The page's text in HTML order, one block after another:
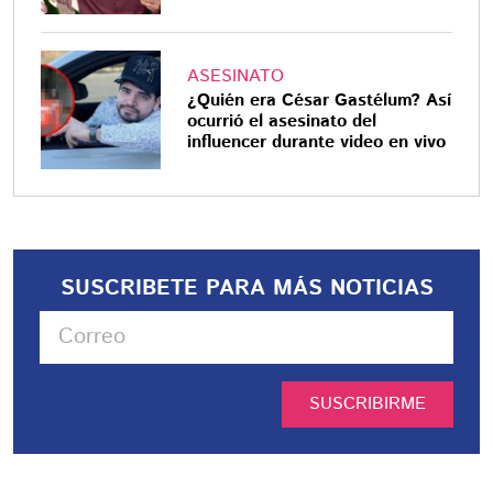
ASESINATO
¿Quién era César Gastélum? Así
ocurrió el asesinato del
influencer durante video en vivo
SUSCRIBETE PARA MÁS NOTICIAS
SUSCRIBIRME